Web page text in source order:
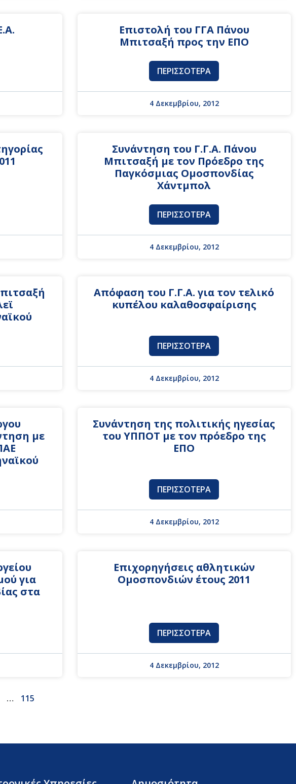
Επιστολή του ΓΓΑ Πάνου
Μπιτσαξή προς την ΕΠΟ
ΠΕΡΙΣΣΌΤΕΡΑ
4 Δεκεμβρίου, 2012
Συνάντηση του Γ.Γ.Α. Πάνου
Μπιτσαξή με τον Πρόεδρο της
Παγκόσμιας Ομοσπονδίας
Χάντμπολ
ΠΕΡΙΣΣΌΤΕΡΑ
4 Δεκεμβρίου, 2012
Απόφαση του Γ.Γ.Α. για τον τελικό
κυπέλου καλαθοσφαίρισης
ΠΕΡΙΣΣΌΤΕΡΑ
4 Δεκεμβρίου, 2012
με
Συνάντηση της πολιτικής ηγεσίας
του ΥΠΠΟΤ με τον πρόεδρο της
ΕΠΟ
ΠΕΡΙΣΣΌΤΕΡΑ
4 Δεκεμβρίου, 2012
για
στα
Επιχορηγήσεις αθλητικών
Ομοσπονδιών έτους 2011
ΠΕΡΙΣΣΌΤΕΡΑ
4 Δεκεμβρίου, 2012
… 115